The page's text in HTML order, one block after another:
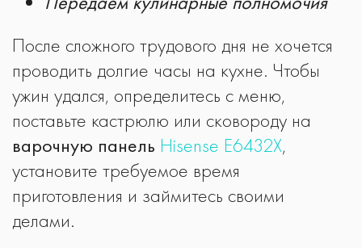
После сложного трудового дня не хочется
проводить долгие часы на кухне. Чтобы
ужин удался, определитесь с меню,
поставьте кастрюлю или сковороду на
варочную панель Hisense E6432X,
установите требуемое время
приготовления и займитесь своими
делами.